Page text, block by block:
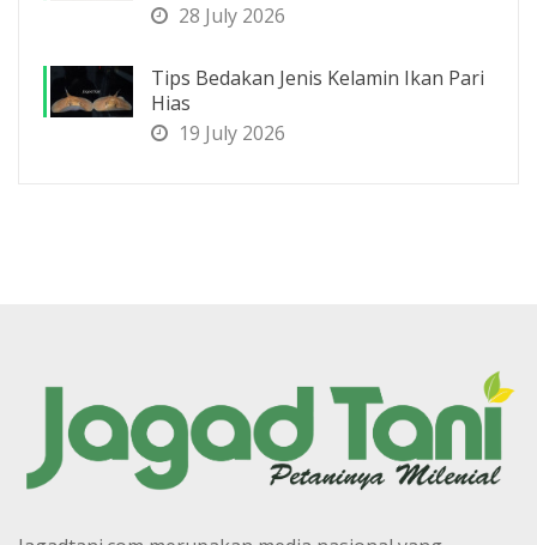
28 July 2026
Tips Bedakan Jenis Kelamin Ikan Pari
Hias
19 July 2026